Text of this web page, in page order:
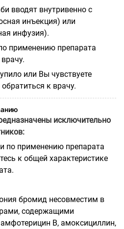
вводят внутривенно с
инъекция) или
инфузия).
применению препарата
или Вы чувствуете
к врачу.
исключительно
по применению препарата
к общей характеристике
бромид несовместим в
содержащими
В, амоксициллин,